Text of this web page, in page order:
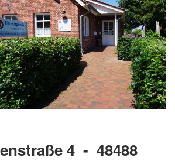
Kleintierpraxis
Großtierpraxis
Kontakt & Anfahrt
4 - 48488